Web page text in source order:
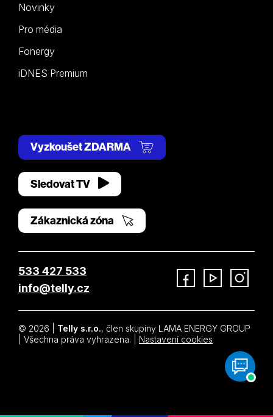
Novinky
Pro média
Fonergy
iDNES Premium
Vyzkoušet ZDARMA
Sledovat TV
Zákaznická zóna
533 427 533
info@telly.cz
© 2026 | Telly s.r.o., člen skupiny LAMA ENERGY GROUP
| Všechna práva vyhrazena. | Nastavení cookies